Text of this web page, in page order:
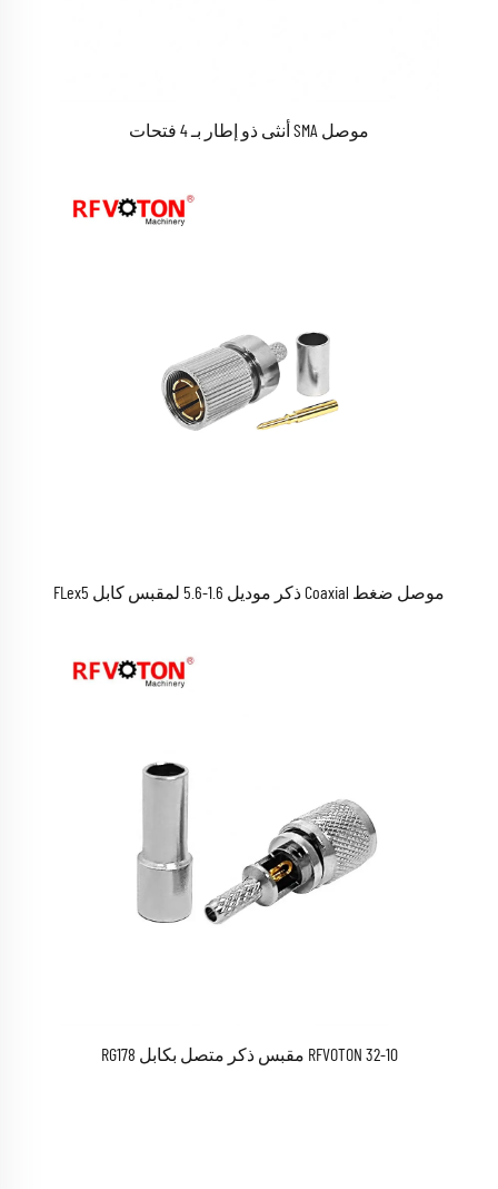
موصل SMA أنثى ذو إطار بـ 4 فتحات
موصل ضغط Coaxial ذكر موديل 1.6-5.6 لمقبس كابل FLex5
RFVOTON 32-10 مقبس ذكر متصل بكابل RG178